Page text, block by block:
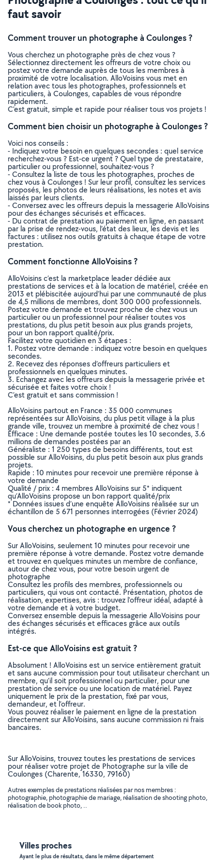
faut savoir
Comment trouver un photographe à Coulonges ?
Vous cherchez un photographe près de chez vous ?
Sélectionnez directement les offreurs de votre choix ou
postez votre demande auprès de tous les membres à
proximité de votre localisation. AlloVoisins vous met en
relation avec tous les photographes, professionnels et
particuliers, à Coulonges, capables de vous répondre
rapidement.
C’est gratuit, simple et rapide pour réaliser tous vos projets !
Comment bien choisir un photographe à Coulonges ?
Voici nos conseils :
- Indiquez votre besoin en quelques secondes : quel service
recherchez-vous ? Est-ce urgent ? Quel type de prestataire,
particulier ou professionnel, souhaitez-vous ?
- Consultez la liste de tous les photographes, proches de
chez vous à Coulonges ! Sur leur profil, consultez les services
proposés, les photos de leurs réalisations, les notes et avis
laissés par leurs clients.
- Conversez avec les offreurs depuis la messagerie AlloVoisins
pour des échanges sécurisés et efficaces.
- Du contrat de prestation au paiement en ligne, en passant
par la prise de rendez-vous, l’état des lieux, les devis et les
factures : utilisez nos outils gratuits à chaque étape de votre
prestation.
Comment fonctionne AlloVoisins ?
AlloVoisins c’est la marketplace leader dédiée aux
prestations de services et à la location de matériel, créée en
2013 et plébiscitée aujourd’hui par une communauté de plus
de 4,5 millions de membres, dont 300 000 professionnels.
Postez votre demande et trouvez proche de chez vous un
particulier ou un professionnel pour réaliser toutes vos
prestations, du plus petit besoin aux plus grands projets,
pour un bon rapport qualité/prix.
Facilitez votre quotidien en 3 étapes :
1. Postez votre demande : indiquez votre besoin en quelques
secondes.
2. Recevez des réponses d’offreurs particuliers et
professionnels en quelques minutes.
3. Echangez avec les offreurs depuis la messagerie privée et
sécurisée et faites votre choix !
C’est gratuit et sans commission !
AlloVoisins partout en France : 35 000 communes
représentées sur AlloVoisins, du plus petit village à la plus
grande ville, trouvez un membre à proximité de chez vous !
Efficace : Une demande postée toutes les 10 secondes, 3.6
millions de demandes postées par an
Généraliste : 1 250 types de besoins différents, tout est
possible sur AlloVoisins, du plus petit besoin aux plus grands
projets.
Rapide : 10 minutes pour recevoir une première réponse à
votre demande
Qualité / prix : 4 membres AlloVoisins sur 5* indiquent
qu’AlloVoisins propose un bon rapport qualité/prix
* Données issues d’une enquête AlloVoisins réalisée sur un
échantillon de 5 671 personnes interrogées (Février 2024)
Vous cherchez un photographe en urgence ?
Sur AlloVoisins, seulement 10 minutes pour recevoir une
première réponse à votre demande. Postez votre demande
et trouvez en quelques minutes un membre de confiance,
autour de chez vous, pour votre besoin urgent de
photographe
Consultez les profils des membres, professionnels ou
particuliers, qui vous ont contacté. Présentation, photos de
réalisation, expertises, avis : trouvez l'offreur idéal, adapté à
votre demande et à votre budget.
Conversez ensemble depuis la messagerie AlloVoisins pour
des échanges sécurisés et efficaces grâce aux outils
intégrés.
Est-ce que AlloVoisins est gratuit ?
Absolument ! AlloVoisins est un service entièrement gratuit
et sans aucune commission pour tout utilisateur cherchant un
membre, qu’il soit professionnel ou particulier, pour une
prestation de service ou une location de matériel. Payez
uniquement le prix de la prestation, fixé par vous,
demandeur, et l’offreur.
Vous pouvez réaliser le paiement en ligne de la prestation
directement sur AlloVoisins, sans aucune commission ni frais
bancaires.
Sur AlloVoisins, trouvez toutes les prestations de services
pour réaliser votre projet de Photographe sur la ville de
Coulonges (Charente, 16330, 79160)
Autres exemples de prestations réalisées par nos membres :
photographie, photographie de mariage, réalisation de shooting photo,
réalisation de book photo, ..
Villes proches
Ayant le plus de résultats, dans le même département